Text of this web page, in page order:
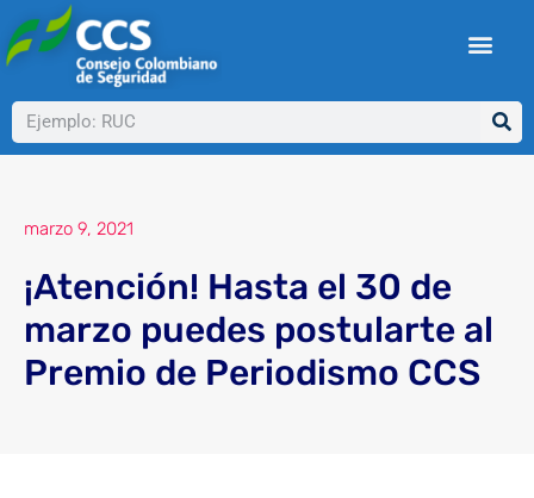
al
contenido
Buscar
marzo 9, 2021
¡Atención! Hasta el 30 de
marzo puedes postularte al
Premio de Periodismo CCS